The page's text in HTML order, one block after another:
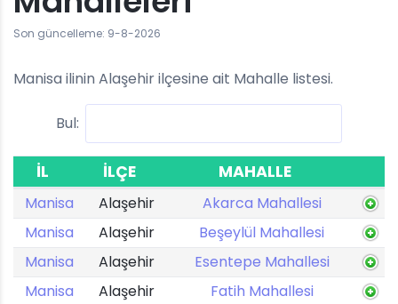
Son güncelleme: 9-8-2026
Manisa ilinin Alaşehir ilçesine ait Mahalle listesi.
Bul:
İL İLÇE MAHALLE
Manisa Alaşehir
Akarca Mahallesi
Manisa
Alaşehir
Beşeylül Mahallesi
Manisa
Alaşehir
Esentepe Mahallesi
Manisa
Alaşehir
Fatih Mahallesi